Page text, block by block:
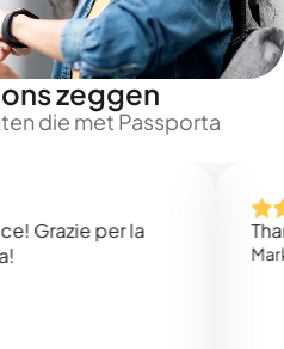
zeggen
die met Passporta
per la
Thank
Mark N.